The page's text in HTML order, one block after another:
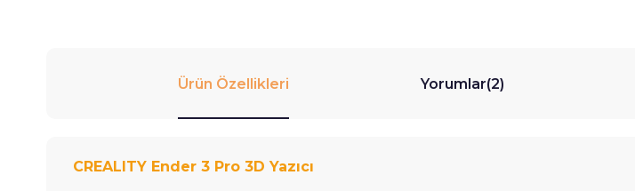
Ürün Özellikleri Yorumlar(2)
CREALITY Ender 3 Pro 3D Yazıcı